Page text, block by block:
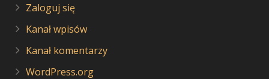
Zaloguj się
Kanał wpisów
Kanał komentarzy
WordPress.org